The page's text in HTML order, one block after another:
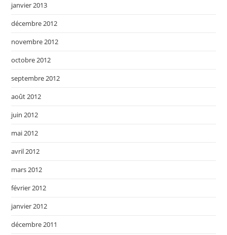
janvier 2013
décembre 2012
novembre 2012
octobre 2012
septembre 2012
août 2012
juin 2012
mai 2012
avril 2012
mars 2012
février 2012
janvier 2012
décembre 2011